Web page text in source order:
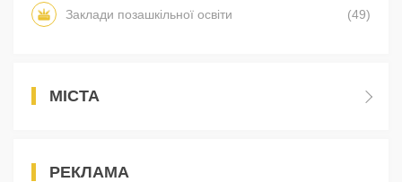
Заклади позашкільної освіти (49)
МІСТА
РЕКЛАМА